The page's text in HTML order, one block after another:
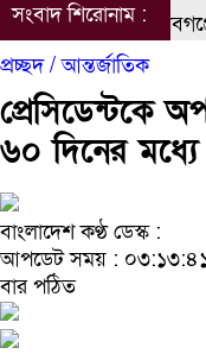
সংবাদ শিরোনাম :
চাঁপাইনবাবগঞ্জে
প্রচ্ছদ / আন্তর্জাতিক
প্রেসিডেন্টকে
৬০ দিনের মধ্যে
বাংলাদেশ কণ্ঠ ডেস্ক :
আপডেট সময় : ০৩:১৩:৪১
বার পঠিত